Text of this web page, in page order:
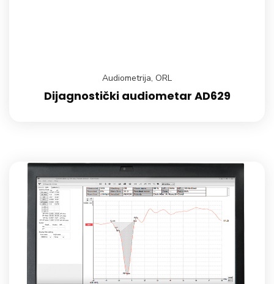
Audiometrija, ORL
Dijagnostički audiometar AD629